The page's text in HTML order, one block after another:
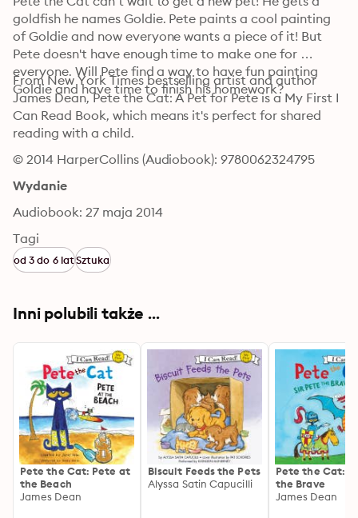
goldfish he names Goldie. Pete paints a cool painting
of Goldie and now everyone wants a piece of it! But
Pete doesn't have enough time to make one for
everyone. Will Pete find a way to have fun painting
Goldie and have time to finish his homework?
From New York Times bestselling artist and author
James Dean, Pete the Cat: A Pet for Pete is a My First I
Can Read Book, which means it's perfect for shared
reading with a child.
© 2014 HarperCollins (Audiobook): 9780062324795
Wydanie
Audiobook: 27 maja 2014
Tagi
od 3 do 6 latSztuka
Inni polubili także ...
Pete the Cat: Pete at
the Beach
James Dean
Biscuit Feeds the Pets
Alyssa Satin Capucilli
Pete the Cat:
the Brave
James Dean